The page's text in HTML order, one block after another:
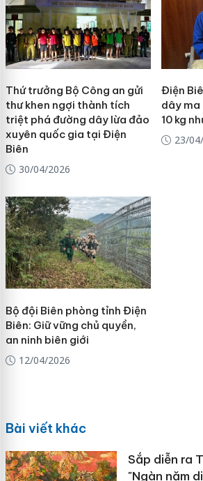
Thứ trưởng Bộ Công an gửi
thư khen ngợi thành tích
triệt phá đường dây lừa đảo
xuyên quốc gia tại Điện
Biên
30/04/2026
Điện
dây ma
10 kg
23/
Bộ đội Biên phòng tỉnh Điện
Biên: Giữ vững chủ quyền,
an ninh biên giới
12/04/2026
Bài viết khác
Sắp diễn ra
"Ngàn năm